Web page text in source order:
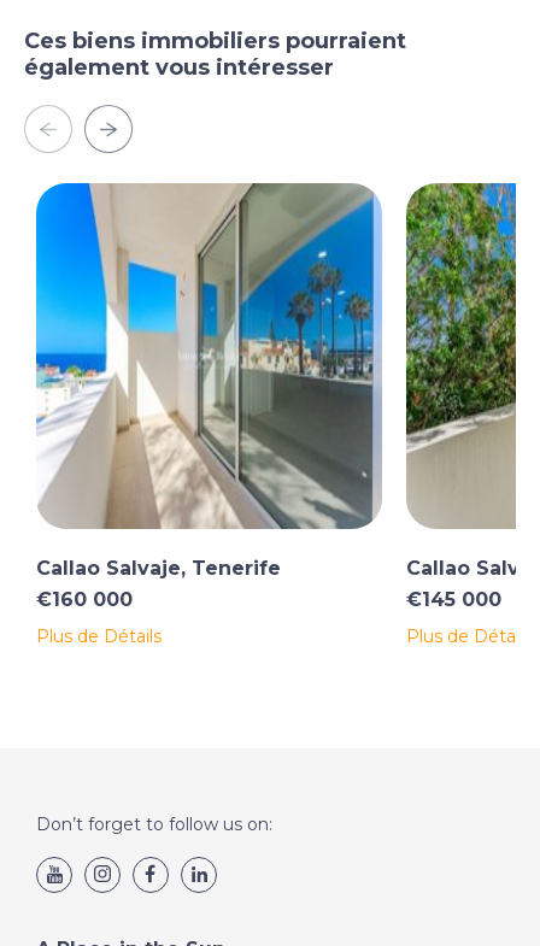
Ces biens immobiliers pourraient
également vous intéresser
Callao Salvaje, Tenerife
€160 000
Plus de Détails
Callao
€145 000
Plus de Détails
Don’t forget to follow us on: